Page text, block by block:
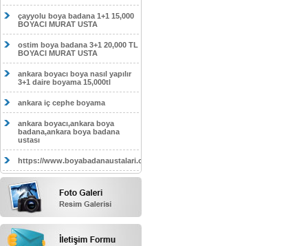
SOKULLU DAİRE BOYAMA 1000TL
EV,İŞYERİ BOYA BADANA USTASI
0554 184 41 66
çayyolu boya badana 1+1 15,000
BOYACI MURAT USTA
ostim boya badana 3+1 20,000 TL
BOYACI MURAT USTA
ankara boyacı boya nasıl yapılır
3+1 daire boyama 15,000tl
ankara iç cephe boyama
ankara boyacı,ankara boya
badana,ankara boya badana
ustası
https://www.boyabadanaustalari.com/